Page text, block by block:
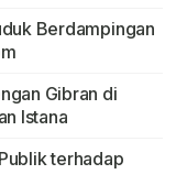
Berdampingan
Gibran di
Istana
terhadap